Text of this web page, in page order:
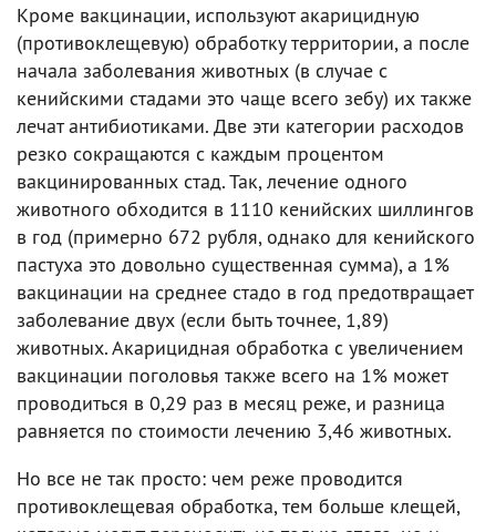
Кроме вакцинации, используют акарицидную
(противоклещевую) обработку территории, а после
начала заболевания животных (в случае с
кенийскими стадами это чаще всего зебу) их также
лечат антибиотиками. Две эти категории расходов
резко сокращаются с каждым процентом
вакцинированных стад. Так, лечение одного
животного обходится в 1110 кенийских шиллингов
в год (примерно 672 рубля, однако для кенийского
пастуха это довольно существенная сумма), а 1%
вакцинации на среднее стадо в год предотвращает
заболевание двух (если быть точнее, 1,89)
животных. Акарицидная обработка с увеличением
вакцинации поголовья также всего на 1% может
проводиться в 0,29 раз в месяц реже, и разница
равняется по стоимости лечению 3,46 животных.
Но все не так просто: чем реже проводится
противоклещевая обработка, тем больше клещей,